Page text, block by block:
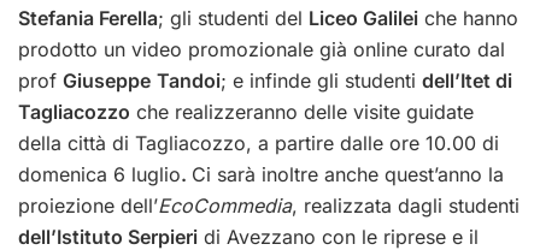
Stefania Ferella; gli studenti del Liceo Galilei che hanno
prodotto un video promozionale già online curato dal
prof Giuseppe Tandoi; e infinde gli studenti dell’Itet di
Tagliacozzo che realizzeranno delle visite guidate
della città di Tagliacozzo, a partire dalle ore 10.00 di
domenica 6 luglio. Ci sarà inoltre anche quest’anno la
proiezione dell’EcoCommedia, realizzata dagli studenti
dell’Istituto Serpieri di Avezzano con le riprese e il